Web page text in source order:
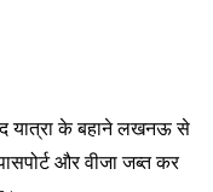
यात्रा के बहाने लखनऊ से
और वीजा जब्त कर